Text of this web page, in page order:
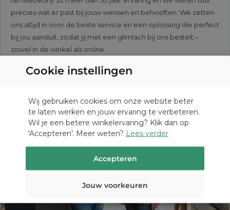
precies wat er past bij jouw wensen en behoeften. We zetten
ons altijd in voor de beste service en een oplossing die perfect
bij jou aansluit, zodat jij met een glimlach bij ons bestelt –
zowel in de winkel als online.
DUTCH
GERMAN
Cookie instellingen
Wij gebruiken cookies om onze website beter
te laten werken en jouw ervaring te verbeteren.
Wil je een betere winkelervaring? Klik dan op
'Accepteren'. Meer weten? Lees verder
Accepteren
Jouw voorkeuren